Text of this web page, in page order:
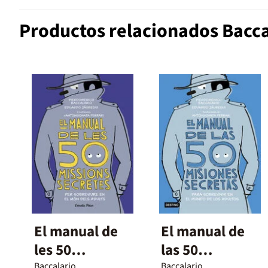
Productos relacionados
El manual de
les 50
El manual de
las 50